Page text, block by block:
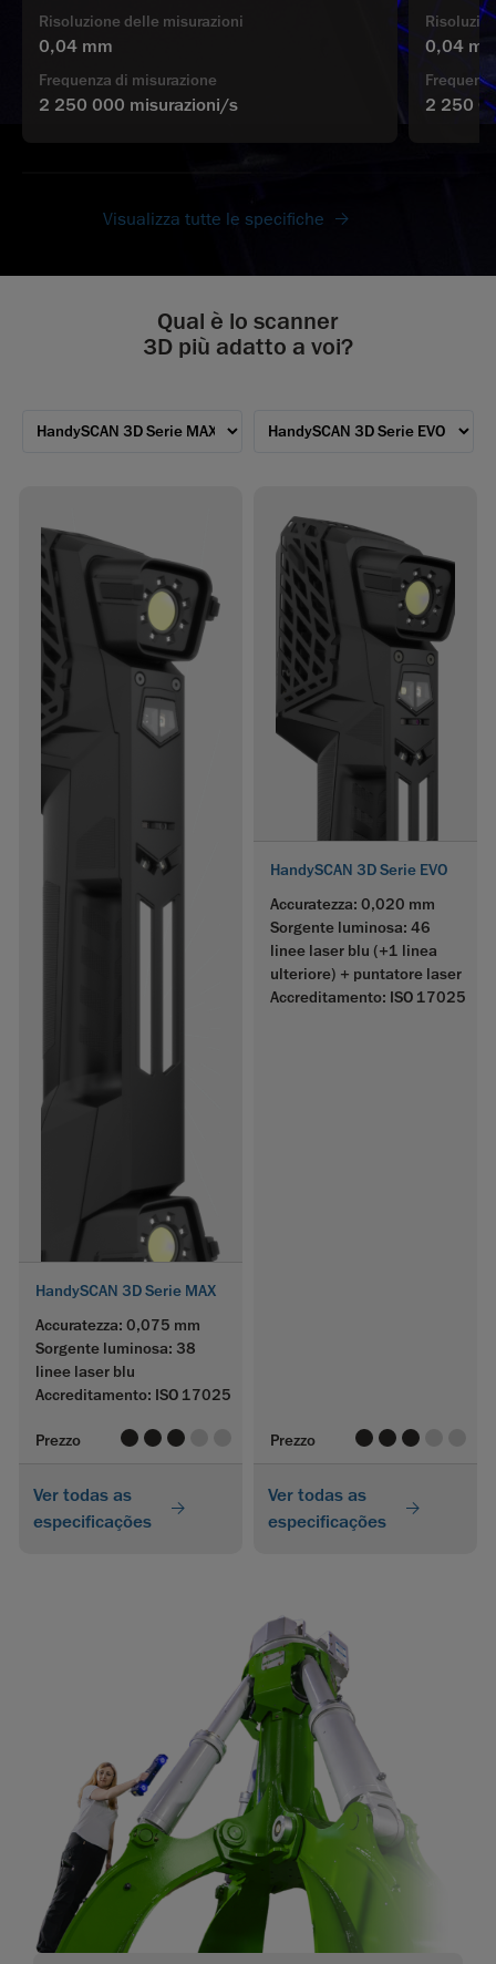
Risoluzione delle misurazioni
0,04 mm
Frequenza di misurazione
2 250 000 misurazioni/s
0,04
2 250
Visualizza tutte le specifiche
Qual è lo scanner
3D più adatto a voi?
HandySCAN 3D Serie MAX
Accuratezza: 0,075 mm
Sorgente luminosa: 38
linee laser blu
Accreditamento: ISO 17025
Prezzo valuevaluevalue
Ver todas as
especificações
HandySCAN 3D Serie EVO
Accuratezza: 0,020 mm
Sorgente luminosa: 46
linee laser blu (+1 linea
ulteriore) + puntatore laser
Accreditamento: ISO 17025
Prezzo valuevaluevalue
Ver todas as
especificações